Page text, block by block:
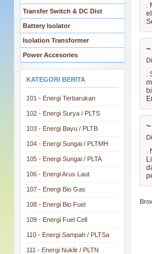
Transfer Switch & DC Dist
Battery Isolator
Isolation Transformer
Power Accesories
KATEGORI BERITA
101 - Energi Terbarukan
102 - Energi Surya / PLTS
103 - Energi Bayu / PLTB
104 - Energi Sungai / PLTMH
105 - Energi Sungai / PLTA
106 - Energi Arus Laut
107 - Energi Bio Gas
108 - Energi Bio Fuel
109 - Energi Fuel Cell
110 - Energi Sampah / PLTSa
111 - Energi Nuklir / PLTN
.
.
.